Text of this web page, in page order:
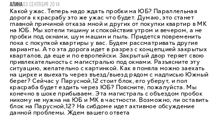
АЛИНА03 СЕНТЯБРЯ 2014
Какой ужас. Теперь надо ждать пробки на ЮБ? Параллельная
дорога к красрабу это же ужас что будет. Думаю, это станет
главной причиной отказа мной и других от покупки квартир в МК
на ЮБ. Мы хотели тишину и спокойствия утром и вечером, а не
пробки под окнами, шум машин и пыль. Придется повременить
пока с покупкой квартиры у вас. Будем рассматривать другие
варианты. А то эта дорога идет в разрез с концепцией закрытых
кварталов, да еще и по европейски. Закрытый двор теряет свою
привлекательность с магистралью под окнами. Разъясните эту
ситуацию, желательно с картинкой. Как я поняла можно заехать
на цирке и выехать через въезд/выезд рядом с надписью Южный
берег? Сейчас у Парусной,12 стоит блок, его уберут, и пол
красраба будет ездить через ЮБ? Поясните, пожалуйста. Мы
конечно в шоке прибываем. Эта магистраль с объездом пробок
никому не нужна на ЮБ и МК в частности. Возможно, ли оставить
блок на Парусной,12? На сибдоме идет активное обсуждение
данной проблемы. Ждем вашего ответа